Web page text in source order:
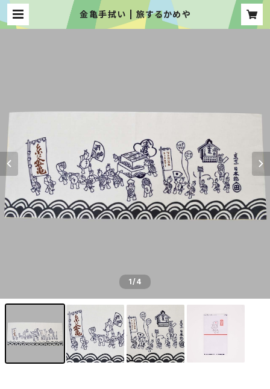
金亀手拭い | 旅するかめや
1/4